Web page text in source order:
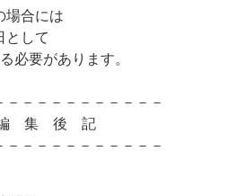
場合には
として
必要があります。
－－－－－－－－－－
記
－－－－－－－－－－